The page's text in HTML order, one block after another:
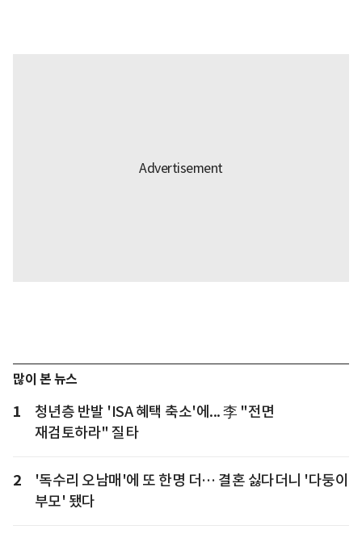
많이 본 뉴스
1
청년층 반발 'ISA 혜택 축소'에... 李 "전면
재검토하라" 질타
2
'독수리 오남매'에 또 한명 더… 결혼 싫다더니 '다둥이
부모' 됐다